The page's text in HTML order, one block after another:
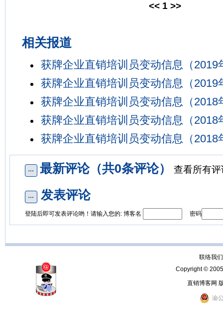
<< 1 >>
相关报道
获牌企业直销培训员变动信息（2019
获牌企业直销培训员变动信息（2019
获牌企业直销培训员变动信息（2018
获牌企业直销培训员变动信息（2018
获牌企业直销培训员变动信息（2018
最新评论（共0条评论） 查看所有
发表评论
登陆后即可发表评论哟！请输入您的: 博客名 密码
联络我
Copyright ©
直销博客网
渝